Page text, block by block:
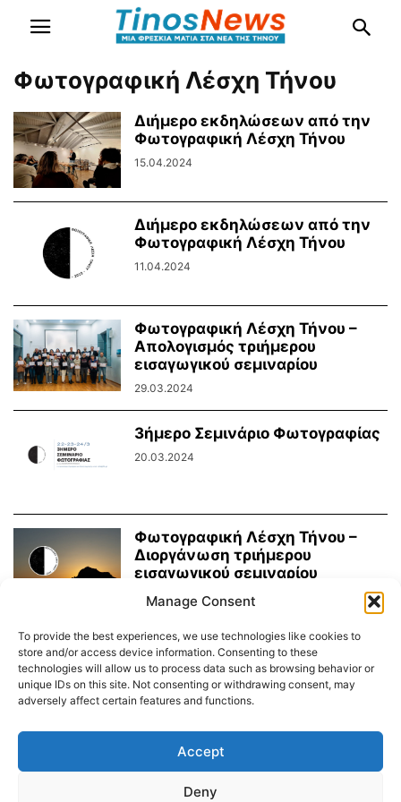
Manage Consent
To provide the best experiences, we use technologies like cookies to
store and/or access device information. Consenting to these
technologies will allow us to process data such as browsing behavior or
unique IDs on this site. Not consenting or withdrawing consent, may
adversely affect certain features and functions.
Accept
Deny
Φωτογραφική Λέσχη Τήνου
Διήμερο εκδηλώσεων από την
Φωτογραφική Λέσχη Τήνου
15.04.2024
Διήμερο εκδηλώσεων από την
Φωτογραφική Λέσχη Τήνου
11.04.2024
Φωτογραφική Λέσχη Τήνου –
Απολογισμός τριήμερου
εισαγωγικού σεμιναρίου
29.03.2024
3ήμερο Σεμινάριο Φωτογραφίας
20.03.2024
Φωτογραφική Λέσχη Τήνου –
Διοργάνωση τριήμερου
εισαγωγικού σεμιναρίου
12.03.2024
κλικ αγάπης: παρουσίαση &
έναρξη δράσης
20.06.2023
Διαύγεια – Δήμου Τήνου
Δημοτικό Λιμενικό Ταμείο Τήνου – Άνδρου